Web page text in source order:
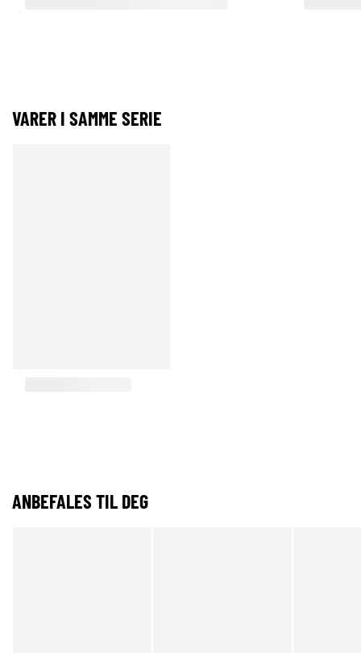
VARER I SAMME SERIE
ANBEFALES TIL DEG